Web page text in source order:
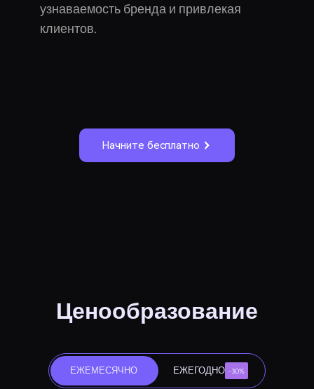
узнаваемость бренда и привлекая
клиентов.
Начните бесплатно
Ценообразование
ЕЖЕМЕСЯЧНО ЕЖЕГОДНО -30%